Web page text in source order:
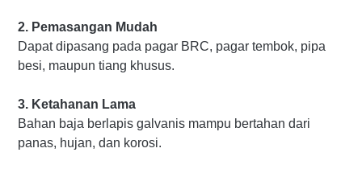
2. Pemasangan Mudah
Dapat dipasang pada pagar BRC, pagar tembok, pipa
besi, maupun tiang khusus.
3. Ketahanan Lama
Bahan baja berlapis galvanis mampu bertahan dari
panas, hujan, dan korosi.